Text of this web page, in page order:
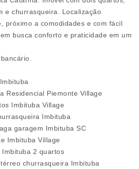
e churrasqueira. Localização
próximo a comodidades e com fácil
busca conforto e praticidade em um
Residencial Piemonte Village
Imbituba Village
Imbituba
garagem Imbituba SC
Imbituba Village
2 quartos
churrasqueira Imbituba